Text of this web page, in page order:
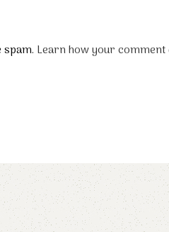
spam. Learn how your comment